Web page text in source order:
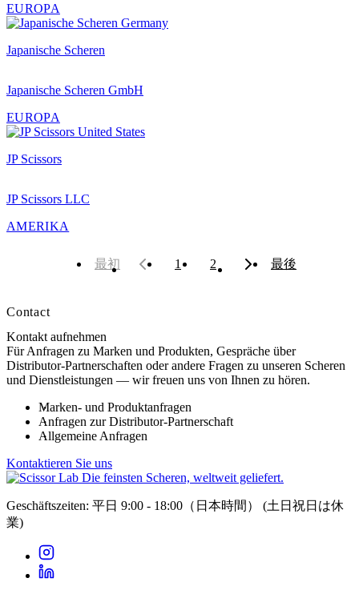
EUROPA
Japanische Scheren
Japanische Scheren GmbH
EUROPA
JP Scissors
JP Scissors LLC
AMERIKA
最初 1 2 最後
Contact
Kontakt aufnehmen
Für Anfragen zu Marken und Produkten, Gespräche über
Distributor-Partnerschaften oder andere Fragen zu unseren Scheren
und Dienstleistungen — wir freuen uns von Ihnen zu hören.
Marken- und Produktanfragen
Anfragen zur Distributor-Partnerschaft
Allgemeine Anfragen
Kontaktieren Sie uns
Die feinsten Scheren, weltweit geliefert.
Geschäftszeiten: 平日 9:00 - 18:00（日本時間） (土日祝日は休
業)